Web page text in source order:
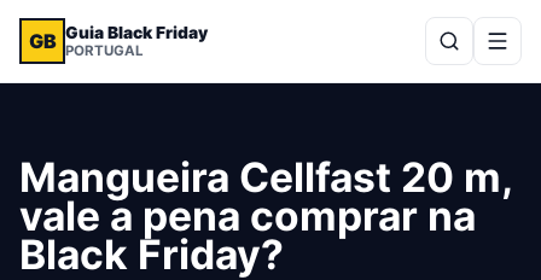
GB Guia Black Friday
PORTUGAL
Mangueira Cellfast 20 m,
vale a pena comprar na
Black Friday?